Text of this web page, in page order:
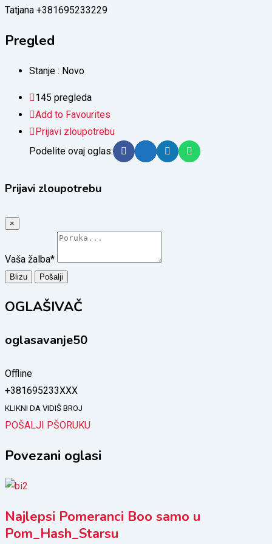
Tatjana +381695233229
Pregled
Stanje : Novo
145 pregleda
Add to Favourites
Prijavi zloupotrebu
Podelite ovaj oglas:
Prijavi zloupotrebu
×
Vaša žalba*
Blizu Pošalji
OGLAŠIVAČ
oglasavanje50
Offline
+381695233XXX
KLIKNI DA VIDIŠ BROJ
POŠALJI PŠORUKU
Povezani oglasi
Najlepsi Pomeranci Boo samo u
Pom_Hash_Starsu